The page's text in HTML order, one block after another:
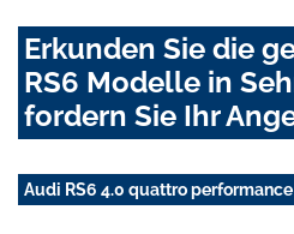
Erkunden Sie die
RS6 Modelle in
fordern Sie Ihr
Audi RS6 4.0 quattro